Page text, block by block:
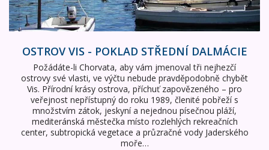
OSTROV VIS - POKLAD STŘEDNÍ DALMÁCIE
Požádáte-li Chorvata, aby vám jmenoval tři nejhezčí
ostrovy své vlasti, ve výčtu nebude pravděpodobně chybět
Vis. Přírodní krásy ostrova, příchuť zapovězeného – pro
veřejnost nepřístupný do roku 1989, členité pobřeží s
množstvím zátok, jeskyní a nejednou písečnou pláží,
mediteránská městečka místo rozlehlých rekreačních
center, subtropická vegetace a průzračné vody Jaderského
moře…